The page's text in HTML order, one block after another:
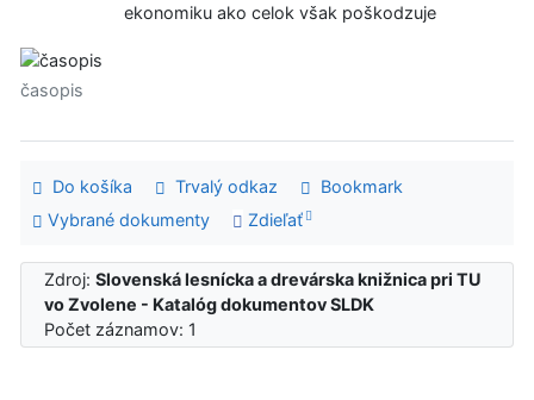
ekonomiku ako celok však poškodzuje
časopis
Do košíka Trvalý odkaz
Bookmark
Vybrané dokumenty
Zdieľať
Zdroj:Slovenská lesnícka a drevárska knižnica pri TU
vo Zvolene - Katalóg dokumentov SLDK
Počet záznamov: 1